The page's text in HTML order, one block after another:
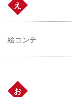
え
絵コンテ
お